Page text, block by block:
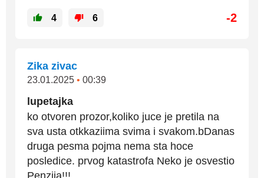
4 6 -2
Zika zivac
23.01.2025 • 00:39
lupetajka
ko otvoren prozor,koliko juce je pretila na
sva usta otkkaziima svima i svakom.bDanas
druga pesma pojma nema sta hoce
posledice. prvog katastrofa Neko je osvestio
Penzija!!!